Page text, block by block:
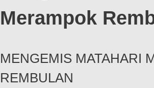
Merampok
MENGEMIS MATAHARI
REMBULAN